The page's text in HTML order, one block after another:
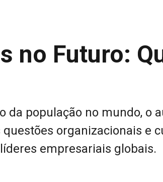
no Futuro:
da população no mundo, o
organizacionais e
empresariais globais.